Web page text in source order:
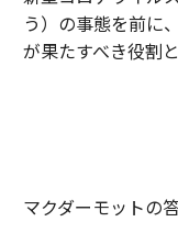
う）の事態を前に
が果たすべき役割
マクダーモットの